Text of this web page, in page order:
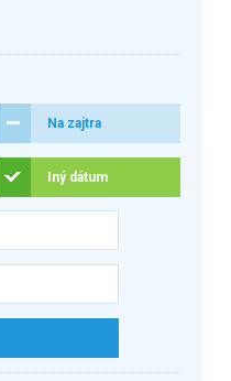
Na zajtra
Iný dátum